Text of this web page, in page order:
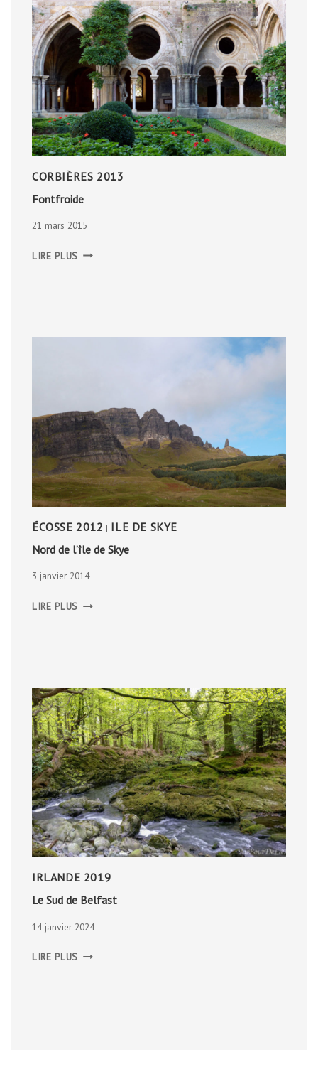
CORBIÈRES 2013
Fontfroide
21 mars 2015
LIRE PLUS
ÉCOSSE 2012 | ILE DE SKYE
Nord de l’île de Skye
3 janvier 2014
LIRE PLUS
IRLANDE 2019
Le Sud de Belfast
14 janvier 2024
LIRE PLUS SUD